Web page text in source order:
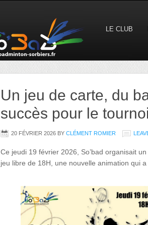
LE CLUB
Un jeu de carte, du
succès pour le
20 FÉVRIER 2026 BY CLÉMENT ROMIER
Ce jeudi 19 février 2026, So’bad organisait
jeu libre de 18H, une nouvelle animation qui